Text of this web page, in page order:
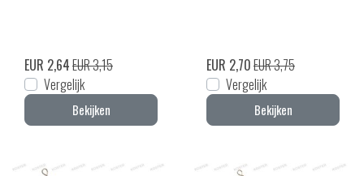
EUR 2,64EUR 3,15
Vergelijk
Bekijken
EUR 2,70EUR 3,75
Vergelijk
Bekijken